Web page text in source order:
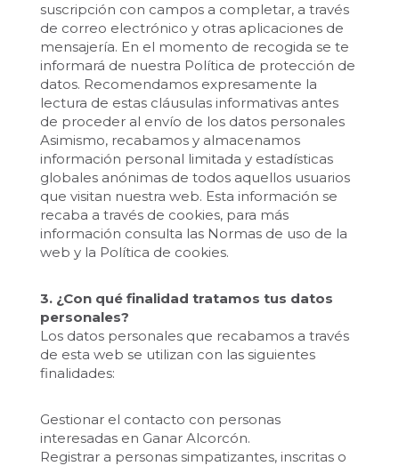
suscripción con campos a completar, a través
de correo electrónico y otras aplicaciones de
mensajería. En el momento de recogida se te
informará de nuestra Política de protección de
datos. Recomendamos expresamente la
lectura de estas cláusulas informativas antes
de proceder al envío de los datos personales
Asimismo, recabamos y almacenamos
información personal limitada y estadísticas
globales anónimas de todos aquellos usuarios
que visitan nuestra web. Esta información se
recaba a través de cookies, para más
información consulta las Normas de uso de la
web y la Política de cookies.
3. ¿Con qué finalidad tratamos tus datos
personales?
Los datos personales que recabamos a través
de esta web se utilizan con las siguientes
finalidades:
Gestionar el contacto con personas
interesadas en Ganar Alcorcón.
Registrar a personas simpatizantes, inscritas o